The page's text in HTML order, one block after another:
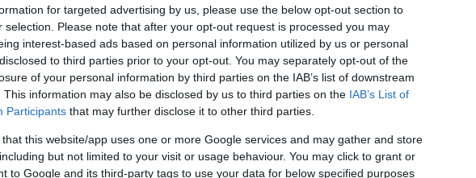
for targeted advertising by us, please use the below opt-out section to
selection. Please note that after your opt-out request is processed you may
interest-based ads based on personal information utilized by us or personal
to third parties prior to your opt-out. You may separately opt-out of the
of your personal information by third parties on the IAB’s list of downstream
This information may also be disclosed by us to third parties on the IAB’s List of
Participants that may further disclose it to other third parties.
that this website/app uses one or more Google services and may gather and store
but not limited to your visit or usage behaviour. You may click to grant or
to Google and its third-party tags to use your data for below specified purposes
Boni & Frigieri, nel 1995 ha preso la
spa nel 2009. Nello stesso anno, Mara Boni,
i figli e al fratello, è stata nominata
a Sassari la propria attività nel
rivestimenti, bagni, rubinetterie e dal 2003
alla termoidraulica. Dagli iniziali 1000
6mila su un’area di 15mila metri quadrati.